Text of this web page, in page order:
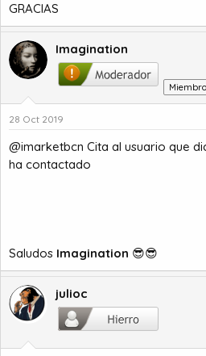
GRACIAS
Imagination
28 Oct 2019
@imarketbcn Cita al usuario que
ha contactado
Saludos Imagination 😎😎
julioc